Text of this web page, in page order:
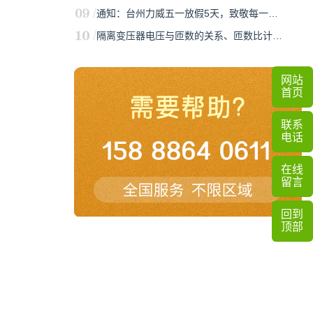
通知：台州力威五一放假5天，致敬每一…
隔离变压器电压与匝数的关系、匝数比计…
网站
首页
联系
电话
在线
留言
回到
顶部